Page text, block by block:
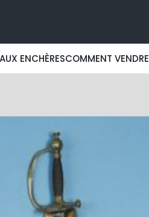
ENCHÈRESCOMMENT VENDRE